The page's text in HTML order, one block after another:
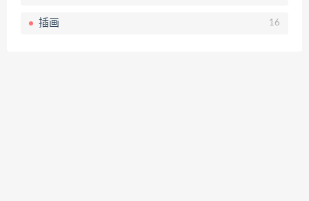
插画 16